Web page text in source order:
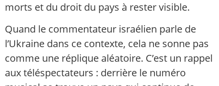
morts et du droit du pays à rester visible.
Quand le commentateur israélien parle de
l’Ukraine dans ce contexte, cela ne sonne pas
comme une réplique aléatoire. C’est un rappel
aux téléspectateurs : derrière le numéro